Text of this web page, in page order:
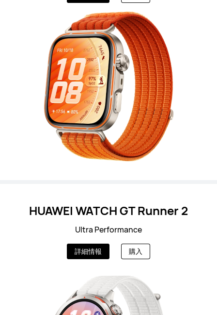
HUAWEI WATCH GT Runner 2
Ultra Performance
詳細情報 購入